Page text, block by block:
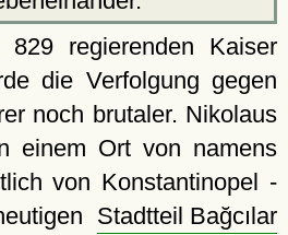
regierenden Kaiser
die Verfolgung gegen
noch brutaler. Nikolaus
einem Ort von namens
von Konstantinopel -
Stadtteil Bağcılar